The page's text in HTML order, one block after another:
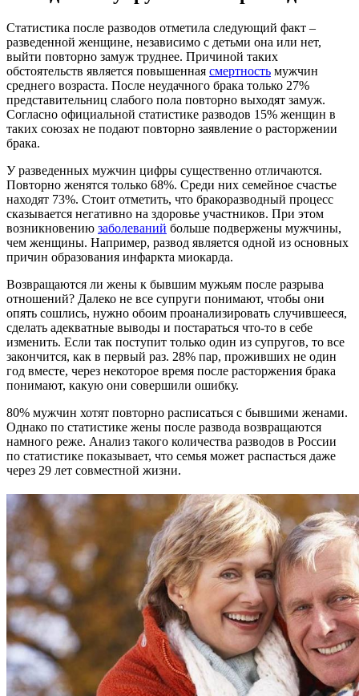
Статистика после разводов отметила следующий факт –
разведенной женщине, независимо с детьми она или нет,
выйти повторно замуж труднее. Причиной таких
обстоятельств является повышенная смертность мужчин
среднего возраста. После неудачного брака только 27%
представительниц слабого пола повторно выходят замуж.
Согласно официальной статистике разводов 15% женщин в
таких союзах не подают повторно заявление о расторжении
брака.
У разведенных мужчин цифры существенно отличаются.
Повторно женятся только 68%. Среди них семейное счастье
находят 73%. Стоит отметить, что бракоразводный процесс
сказывается негативно на здоровье участников. При этом
возникновению заболеваний больше подвержены мужчины,
чем женщины. Например, развод является одной из основных
причин образования инфаркта миокарда.
Возвращаются ли жены к бывшим мужьям после разрыва
отношений? Далеко не все супруги понимают, чтобы они
опять сошлись, нужно обоим проанализировать случившееся,
сделать адекватные выводы и постараться что-то в себе
изменить. Если так поступит только один из супругов, то все
закончится, как в первый раз. 28% пар, проживших не один
год вместе, через некоторое время после расторжения брака
понимают, какую они совершили ошибку.
80% мужчин хотят повторно расписаться с бывшими женами.
Однако по статистике жены после развода возвращаются
намного реже. Анализ такого количества разводов в России
по статистике показывает, что семья может распасться даже
через 29 лет совместной жизни.